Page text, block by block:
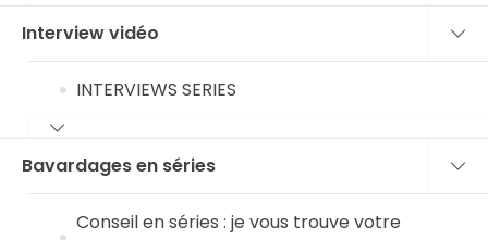
Interview vidéo
INTERVIEWS SERIES
Bavardages en séries
Conseil en séries : je vous trouve votre